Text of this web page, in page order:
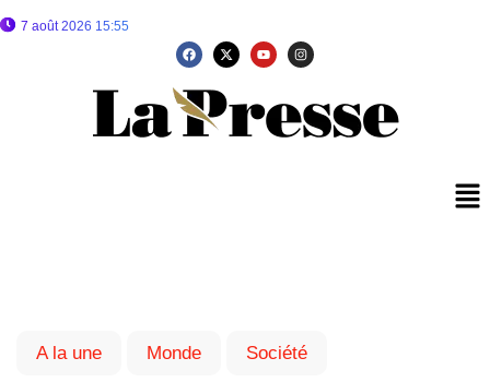
7 août 2026 15:55
A la une Monde Société